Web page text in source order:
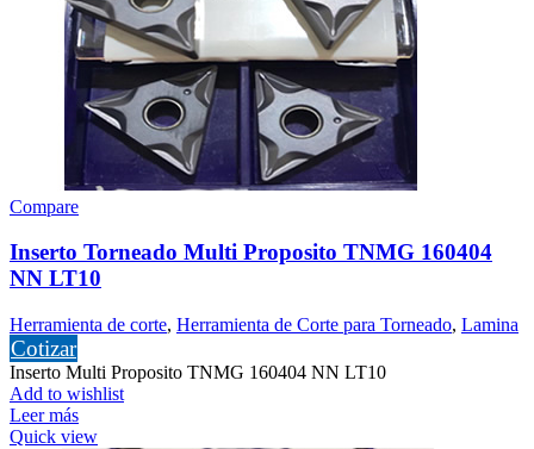
Compare
Inserto Torneado Multi Proposito TNMG 160404
NN LT10
Herramienta de corte, Herramienta de Corte para Torneado, Lamina
Cotizar
Inserto Multi Proposito TNMG 160404 NN LT10
Add to wishlist
Leer más
Quick view